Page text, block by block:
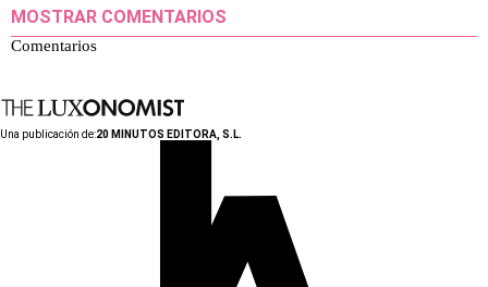
MOSTRAR COMENTARIOS
Comentarios
Una publicación de:20 MINUTOS EDITORA, S.L.